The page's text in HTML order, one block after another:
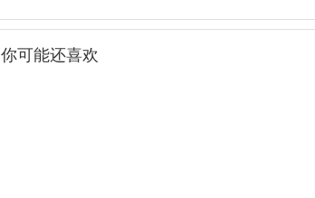
你可能还喜欢